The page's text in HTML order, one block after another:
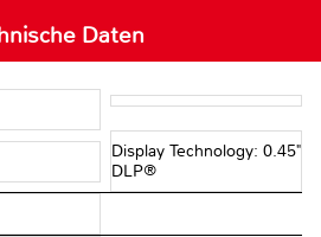
Daten
Display Technology: 0.45"
DLP®